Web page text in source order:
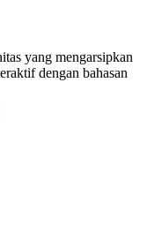
yang mengarsipkan
dengan bahasan